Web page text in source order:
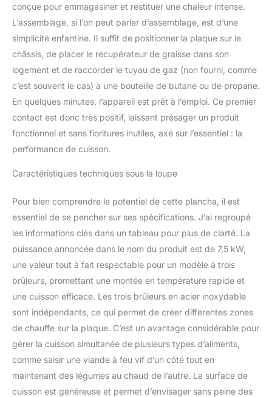
conçue pour emmagasiner et restituer une chaleur intense.
L’assemblage, si l’on peut parler d’assemblage, est d’une
simplicité enfantine. Il suffit de positionner la plaque sur le
châssis, de placer le récupérateur de graisse dans son
logement et de raccorder le tuyau de gaz (non fourni, comme
c’est souvent le cas) à une bouteille de butane ou de propane.
En quelques minutes, l’appareil est prêt à l’emploi. Ce premier
contact est donc très positif, laissant présager un produit
fonctionnel et sans fioritures inutiles, axé sur l’essentiel : la
performance de cuisson.
Caractéristiques techniques sous la loupe
Pour bien comprendre le potentiel de cette plancha, il est
essentiel de se pencher sur ses spécifications. J’ai regroupé
les informations clés dans un tableau pour plus de clarté. La
puissance annoncée dans le nom du produit est de 7,5 kW,
une valeur tout à fait respectable pour un modèle à trois
brûleurs, promettant une montée en température rapide et
une cuisson efficace. Les trois brûleurs en acier inoxydable
sont indépendants, ce qui permet de créer différentes zones
de chauffe sur la plaque. C’est un avantage considérable pour
gérer la cuisson simultanée de plusieurs types d’aliments,
comme saisir une viande à feu vif d’un côté tout en
maintenant des légumes au chaud de l’autre. La surface de
cuisson est généreuse et permet d’envisager sans peine des